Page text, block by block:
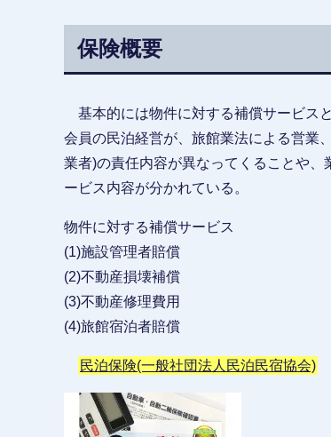
保険概要
基本的には物件に対する補償サービス
会員の民泊経営が、旅館業法による営業
業者)の責任内容が異なってくることや
ービス内容が分かれている。
物件に対する補償サービス
(1)施設管理者賠償 (1)ゴミ
(2)不動産損壊補償 (2)
(3)不動産修理費用 (3)
(4)旅館宿泊者賠償 (4)
民泊保険(一般社団法人民泊民宿協会)